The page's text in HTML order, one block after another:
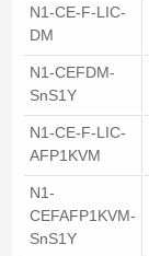
N1-CE-F-LIC-
DM
N1-CEFDM-
SnS1Y
N1-CE-F-LIC-
AFP1KVM
N1-
CEFAFP1KVM-
SnS1Y